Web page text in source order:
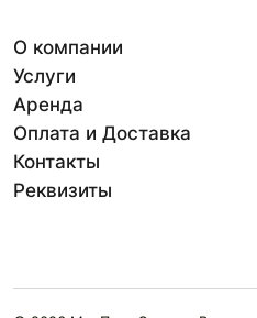
О компании
Услуги
Аренда
Оплата и Доставка
Контакты
Реквизиты